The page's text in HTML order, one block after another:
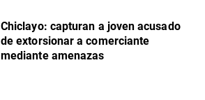
Chiclayo: capturan a joven acusado
de extorsionar a comerciante
mediante amenazas